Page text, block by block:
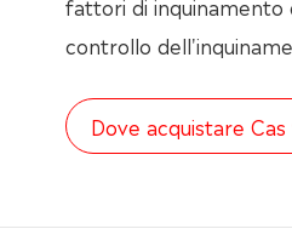
fattori di inquinamento
controllo
Dove acquistare